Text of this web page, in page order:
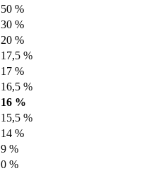
50 %
30 %
20 %
17,5 %
17 %
16,5 %
16 %
15,5 %
14 %
9 %
0 %